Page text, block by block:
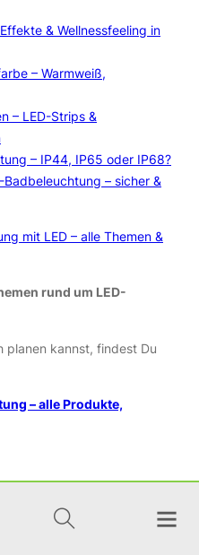
& Wellnessfeeling in
– Warmweiß,
– LED-Strips &
– IP44, IP65 oder IP68?
– sicher &
mit LED – alle Themen &
rund um LED-
planen kannst, findest Du
– alle Produkte,